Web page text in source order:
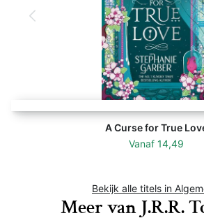
A Curse for True
Vanaf 14,49
Bekijk alle titels in
Meer van J.R.R.